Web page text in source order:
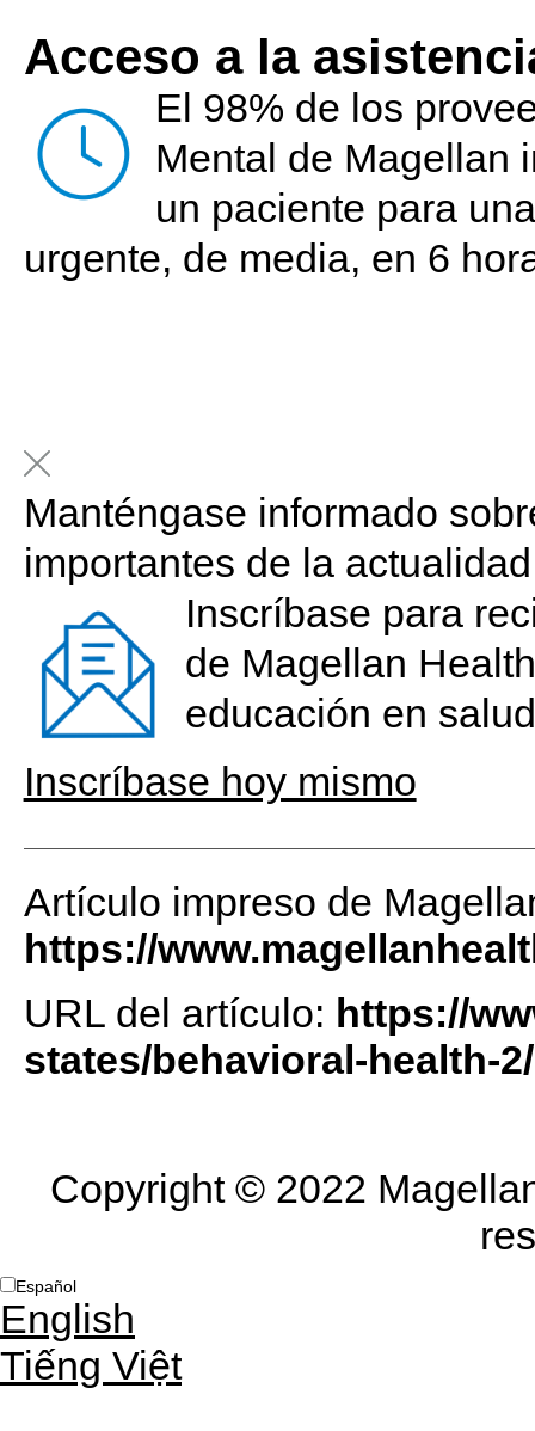
Acceso a la
El 98% de los
Mental de Magellan
un paciente para
urgente, de media, en 6
Manténgase informado
importantes de la actualidad
Inscríbase para
de Magellan
educación en
Inscríbase hoy mismo
Artículo impreso de
https://
URL del artículo: https://
states/behavioral-health-
Copyright © 2022
Español
English
Tiếng Việt